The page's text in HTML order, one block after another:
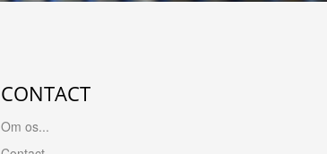
CONTACT
Om os...